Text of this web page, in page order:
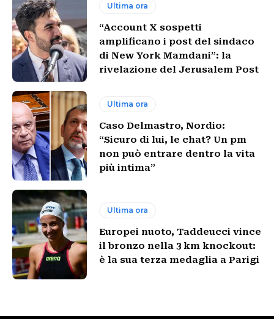
Ultima ora
“Account X sospetti
amplificano i post del sindaco
di New York Mamdani”: la
rivelazione del Jerusalem Post
Ultima ora
Caso Delmastro, Nordio:
“Sicuro di lui, le chat? Un pm
non può entrare dentro la vita
più intima”
Ultima ora
Europei nuoto, Taddeucci vince
il bronzo nella 3 km knockout:
è la sua terza medaglia a Parigi